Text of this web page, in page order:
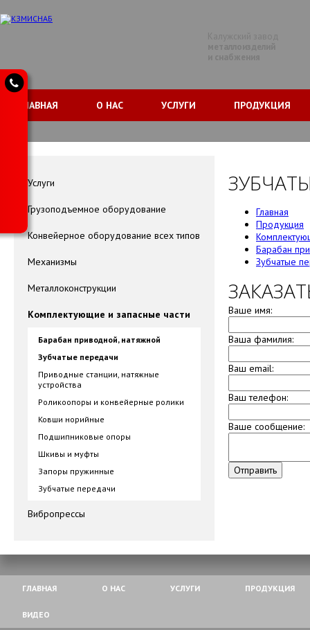
ГЛАВНАЯ О НАС УСЛУГИ ПРОДУКЦИЯ
Услуги
Грузоподъемное оборудование
Конвейерное оборудование всех типов
Механизмы
Металлоконструкции
Комплектующие и запасные части
Барабан приводной, натяжной
Зубчатые передачи
Приводные станции, натяжные
устройства
Роликоопоры и конвейерные ролики
Ковши норийные
Подшипниковые опоры
Шкивы и муфты
Запоры пружинные
Зубчатые передачи
Вибропрессы
Главная
Продукция
Барабан
Зубчатые
Ваше имя:
Ваша фамилия:
Ваш email:
Ваш телефон:
Ваше сообщение:
Отправить
ГЛАВНАЯ О НАС УСЛУГИ ПРОДУКЦИЯ
ВИДЕО